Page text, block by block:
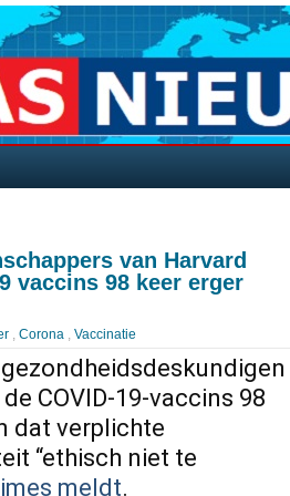
van Harvard
vaccins 98 keer erger
, Corona , Vaccinatie
COVID-19-vaccins 98
dat verplichte
“ethisch niet te
meldt.